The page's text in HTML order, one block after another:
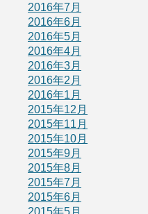
2016年7月
2016年6月
2016年5月
2016年4月
2016年3月
2016年2月
2016年1月
2015年12月
2015年11月
2015年10月
2015年9月
2015年8月
2015年7月
2015年6月
2015年5月